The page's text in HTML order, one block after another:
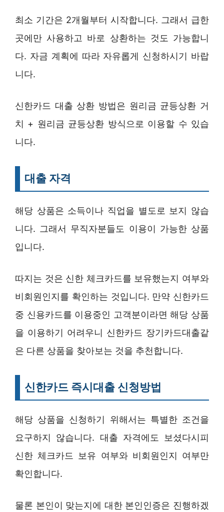
최소 기간은 2개월부터 시작합니다. 그래서 급한
곳에만 사용하고 바로 상환하는 것도 가능합니
다. 자금 계획에 따라 자유롭게 신청하시기 바랍
니다.
신한카드 대출 상환 방법은 원리금 균등상환 거
치 + 원리금 균등상환 방식으로 이용할 수 있습
니다.
대출 자격
해당 상품은 소득이나 직업을 별도로 보지 않습
니다. 그래서 무직자분들도 이용이 가능한 상품
입니다.
따지는 것은 신한 체크카드를 보유했는지 여부와
비회원인지를 확인하는 것입니다. 만약 신한카드
중 신용카드를 이용중인 고객분이라면 해당 상품
을 이용하기 어려우니 신한카드 장기카드대출같
은 다른 상품을 찾아보는 것을 추천합니다.
신한카드 즉시대출 신청방법
해당 상품을 신청하기 위해서는 특별한 조건을
요구하지 않습니다. 대출 자격에도 보셨다시피
신한 체크카드 보유 여부와 비회원인지 여부만
확인합니다.
물론 본인이 맞는지에 대한 본인인증은 진행하겠